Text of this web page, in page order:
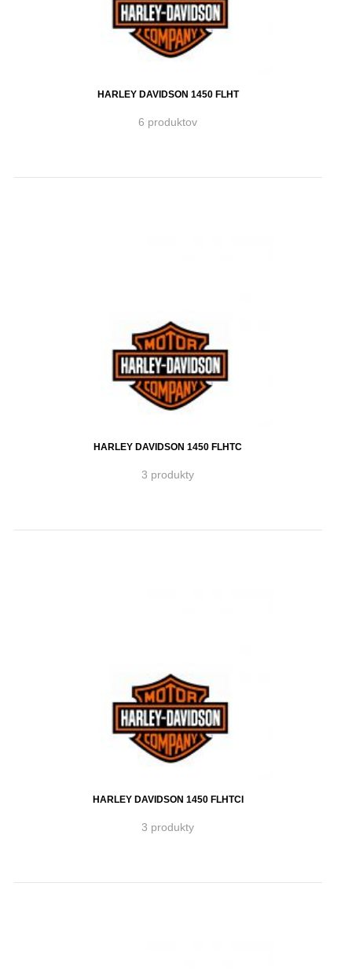
HARLEY DAVIDSON 1450 FLHT
6 produktov
HARLEY DAVIDSON 1450 FLHTC
3 produkty
HARLEY DAVIDSON 1450 FLHTCI
3 produkty